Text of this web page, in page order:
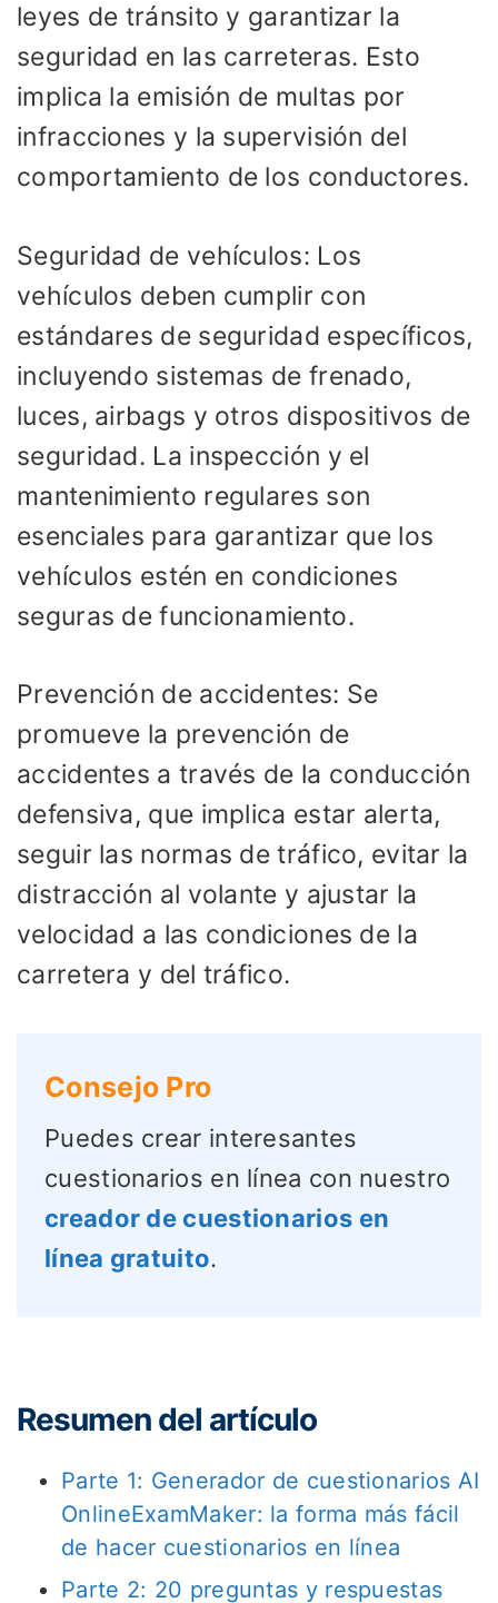
leyes de tránsito y garantizar la
seguridad en las carreteras. Esto
implica la emisión de multas por
infracciones y la supervisión del
comportamiento de los conductores.
Seguridad de vehículos: Los
vehículos deben cumplir con
estándares de seguridad específicos,
incluyendo sistemas de frenado,
luces, airbags y otros dispositivos de
seguridad. La inspección y el
mantenimiento regulares son
esenciales para garantizar que los
vehículos estén en condiciones
seguras de funcionamiento.
Prevención de accidentes: Se
promueve la prevención de
accidentes a través de la conducción
defensiva, que implica estar alerta,
seguir las normas de tráfico, evitar la
distracción al volante y ajustar la
velocidad a las condiciones de la
carretera y del tráfico.
Consejo Pro
Puedes crear interesantes
cuestionarios en línea con nuestro
creador de cuestionarios en
línea gratuito.
Resumen del artículo
Parte 1: Generador de cuestionarios AI
OnlineExamMaker: la forma más fácil
de hacer cuestionarios en línea
Parte 2: 20 preguntas y respuestas